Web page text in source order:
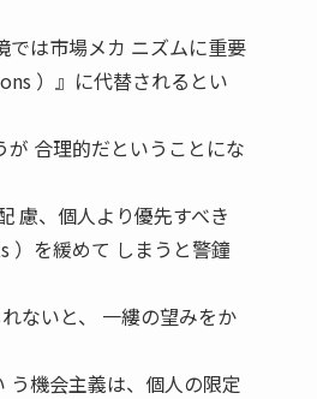
は市場メカ ニズムに重要
）』に代替されるとい
合理的だということにな
慮、個人より優先すべき
）を緩めて しまうと警鐘
ないと、 一縷の望みをか
機会主義は、個人の限定